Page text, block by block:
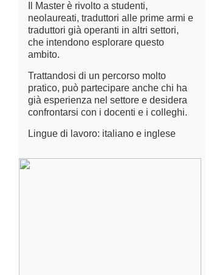
Il Master è rivolto a studenti,
neolaureati, traduttori alle prime armi e
traduttori già operanti in altri settori,
che intendono esplorare questo
ambito.
Trattandosi di un percorso molto
pratico, può partecipare anche chi ha
già esperienza nel settore e desidera
confrontarsi con i docenti e i colleghi.
Lingue di lavoro: italiano e inglese